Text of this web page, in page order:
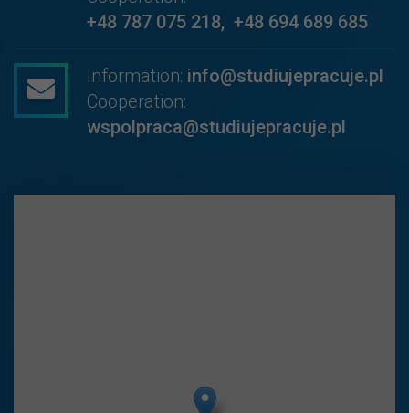
+48 787 075 218, +48 694 689 685
Information: info@studiujepracuje.pl
Cooperation:
wspolpraca@studiujepracuje.pl